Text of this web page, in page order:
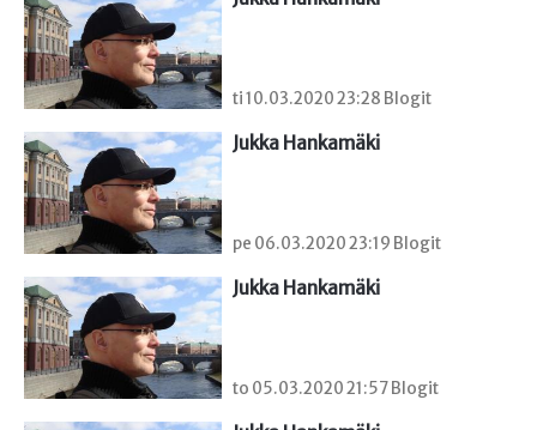
ti 10.03.2020 23:28 Blogit
Jukka Hankamäki
pe 06.03.2020 23:19 Blogit
Jukka Hankamäki
to 05.03.2020 21:57 Blogit